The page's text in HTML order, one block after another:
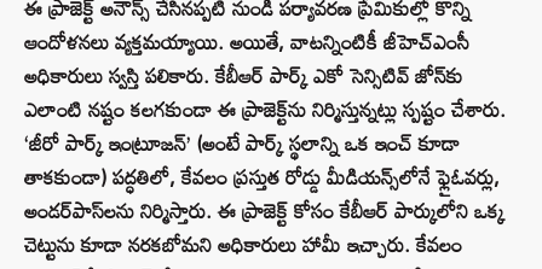
ఈ ప్రాజెక్ట్ అనౌన్స్ చేసినప్పటి నుండి పర్యావరణ ప్రేమికుల్లో కొన్ని
ఆందోళనలు వ్యక్తమయ్యాయి. అయితే, వాటన్నింటికీ జీహెచ్ఎంసీ
అధికారులు స్వస్తి పలికారు. కేబీఆర్ పార్క్ ఎకో సెన్సిటివ్ జోన్‌కు
ఎలాంటి నష్టం కలగకుండా ఈ ప్రాజెక్ట్‌ను నిర్మిస్తున్నట్లు స్పష్టం చేశారు.
‘జీరో పార్క్ ఇంట్రూజన్’ (అంటే పార్క్ స్థలాన్ని ఒక ఇంచ్ కూడా
తాకకుండా) పద్ధతిలో, కేవలం ప్రస్తుత రోడ్డు మీడియన్స్‌లోనే ఫ్లైఓవర్లు,
అండర్‌పాస్‌లను నిర్మిస్తారు. ఈ ప్రాజెక్ట్ కోసం కేబీఆర్ పార్కులోని ఒక్క
చెట్టును కూడా నరకబోమని అధికారులు హామీ ఇచ్చారు. కేవలం